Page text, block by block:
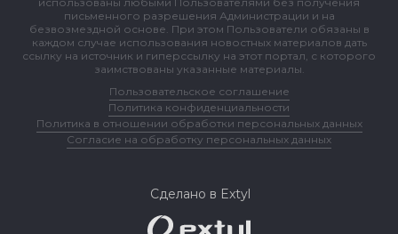
письменного разрешения Администрации и на
безвозмездной основе. При этом Пользователи обязаны в
каждом случае использования новостных материалов дать
ссылку на источник и гиперссылку на этот портал, с которого
заимствованы указанные материалы.
Пользовательское соглашение
Политика конфиденциальности
Политика в отношении обработки персональных данных
Согласие на обработку персональных данных
Сделано в Extyl